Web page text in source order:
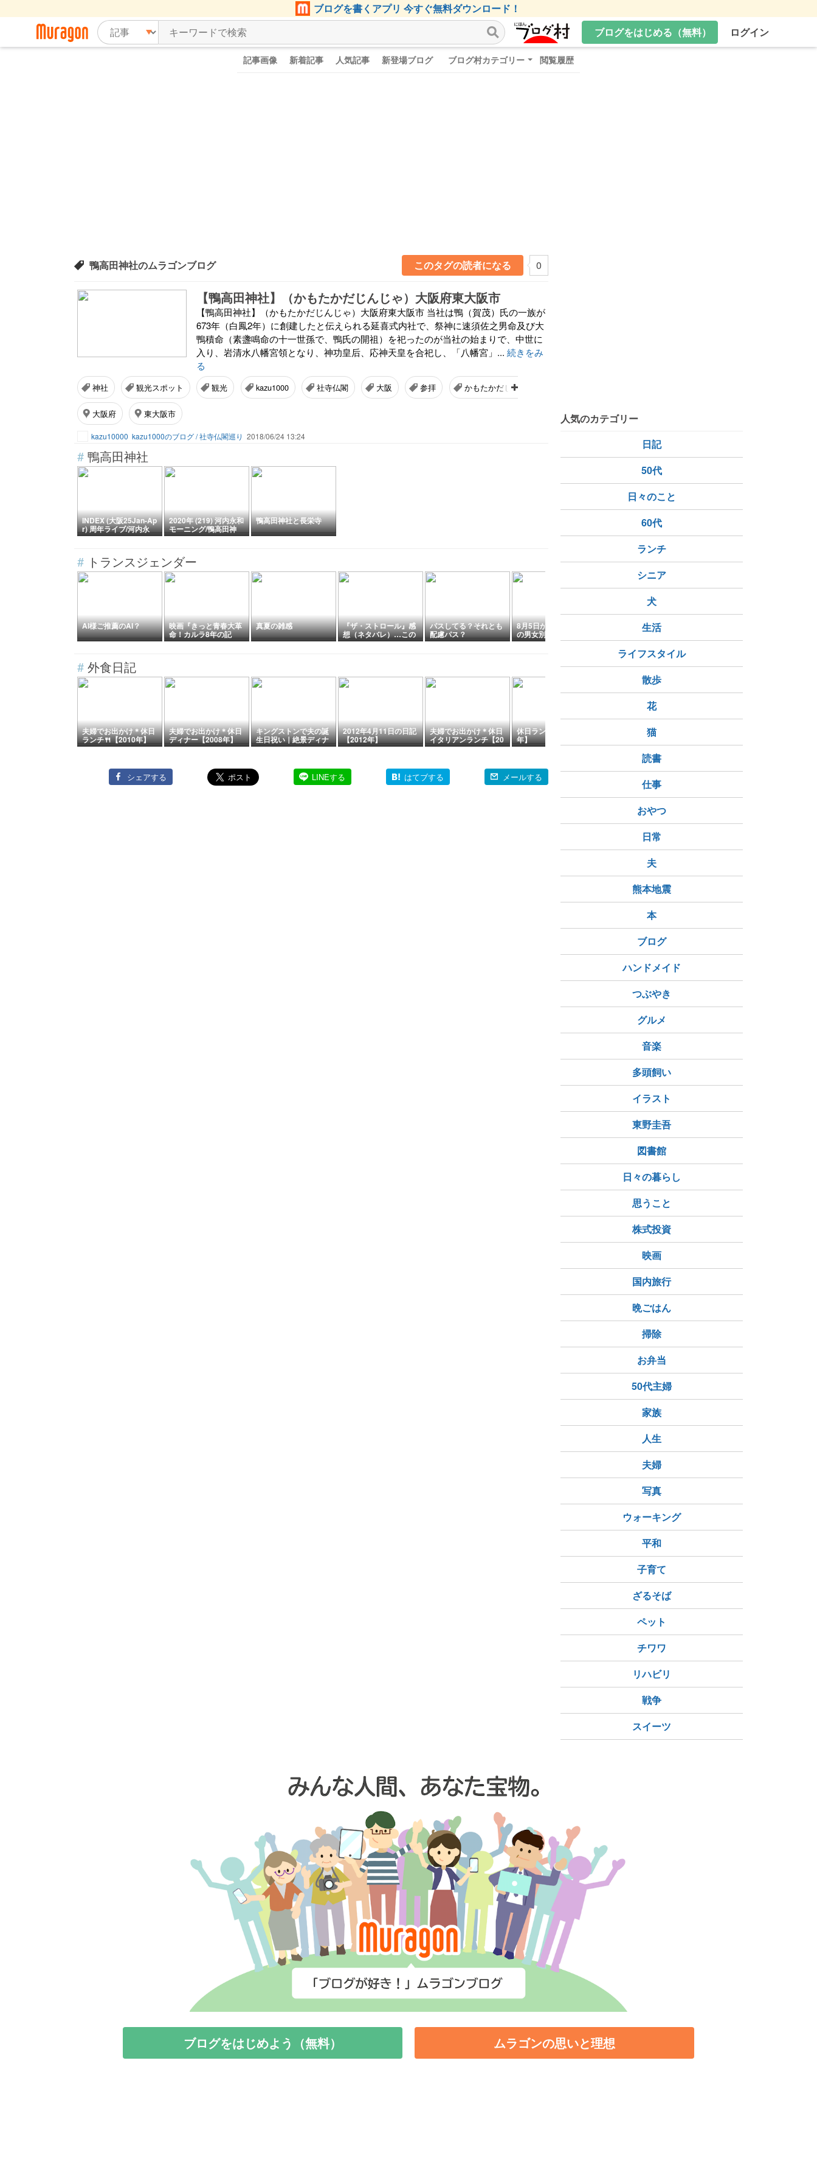
ブログを書くアプリ 今すぐ無料ダウンロード！
ブログをはじめる（無料）
ログイン
記事画像 新着記事 人気記事 新登場ブログ ブログ村カテゴリー 閲覧履歴
鴨高田神社のムラゴンブログ このタグの読者になる 0
【鴨高田神社】（かもたかだじんじゃ）大阪府東大阪市
【鴨高田神社】（かもたかだじんじゃ）大阪府東大阪市 当社は鴨（賀茂）氏の一族が
673年（白鳳2年）に創建したと伝えられる延喜式内社で、祭神に速須佐之男命及び大
鴨積命（素盞鳴命の十一世孫で、鴨氏の開祖）を祀ったのが当社の始まりで、中世に
入り、岩清水八幡宮領となり、神功皇后、応神天皇を合祀し、「八幡宮」... 続きをみ
る
神社 観光スポット 観光 kazu1000 社寺仏閣 大阪 参拝 かもたかだじんじゃ
大阪府 東大阪市
kazu10000 kazu1000のブログ / 社寺仏閣巡り 2018/06/24 13:24
# 鴨高田神社
INDEX (大阪25Jan-Ap
r) 周年ライブ/河内永
和/フォンテーヌ撮影/
2020年 (219) 河内永和
モーニング/鴨高田神
社/長栄寺/ヒレカツラ
鴨高田神社と長栄寺
# トランスジェンダー
AI様ご推薦のAI？ 映画『きっと青春大革
命！カルラ8年の記
録』感想（ネタバレ）
真夏の雑感 『ザ・ストロール』感
想（ネタバレ）…この
場所は心に刻まれてい
パスしてる？それとも
配慮パス？
8月5日から、数千カ所
の男女別トイレは、
「出生時の性別」のみ
『SeaHorse: The Dad
Who Gave Birth』感
想（ネタバレ）…トラ
ンスジェンダー男性の
# 外食日記
夫婦でお出かけ＊休日
ランチ🍴【2010年】
夫婦でお出かけ＊休日
ディナー【2008年】
キングストンで夫の誕
生日祝い｜絶景ディナ
ーの末に夫夫で泥酔
2012年4月11日の日記
【2012年】
夫婦でお出かけ＊休日
イタリアンランチ【20
07年】
休日ランチ＆虹【2018
年】
2011年10月26日の日
記【2011年】
シェアする LINEする はてブする メールする
人気のカテゴリー
日記
50代
日々のこと
60代
ランチ
シニア
犬
生活
ライフスタイル
散歩
花
猫
読書
仕事
おやつ
日常
夫
熊本地震
本
ブログ
ハンドメイド
つぶやき
グルメ
音楽
多頭飼い
イラスト
東野圭吾
図書館
日々の暮らし
思うこと
株式投資
映画
国内旅行
晩ごはん
掃除
お弁当
50代主婦
家族
人生
夫婦
写真
ウォーキング
平和
子育て
ざるそば
ペット
チワワ
リハビリ
戦争
スイーツ
ブログをはじめよう（無料） ムラゴンの思いと理想